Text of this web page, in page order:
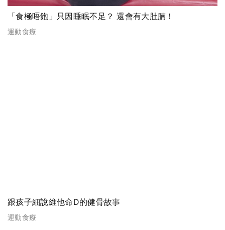
「食極唔飽」只因睡眠不足？ 還會有大肚腩！
運動食療
跟孩子細說維他命D的健骨故事
運動食療